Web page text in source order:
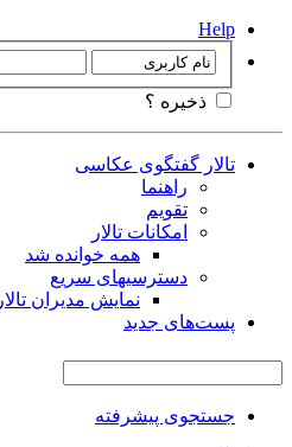
Help
ذخیره ؟
تالار گفتگوی عکاسی
راهنما
تقویم
امکانات تالار
همه خوانده شد
دسترسیهای سریع
نمایش مدیران تالار
پست‌های جدید
جستجوی پیشرفته